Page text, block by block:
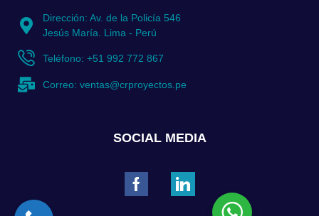
Dirección: Av. de la Policía 546
Jesús María. Lima - Perú
Teléfono: +51 992 772 867
Correo: ventas@crproyectos.pe
SOCIAL MEDIA